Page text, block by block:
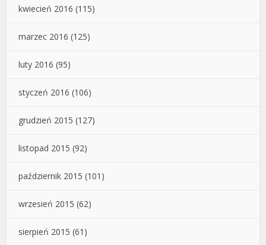
kwiecień 2016 (115)
marzec 2016 (125)
luty 2016 (95)
styczeń 2016 (106)
grudzień 2015 (127)
listopad 2015 (92)
październik 2015 (101)
wrzesień 2015 (62)
sierpień 2015 (61)